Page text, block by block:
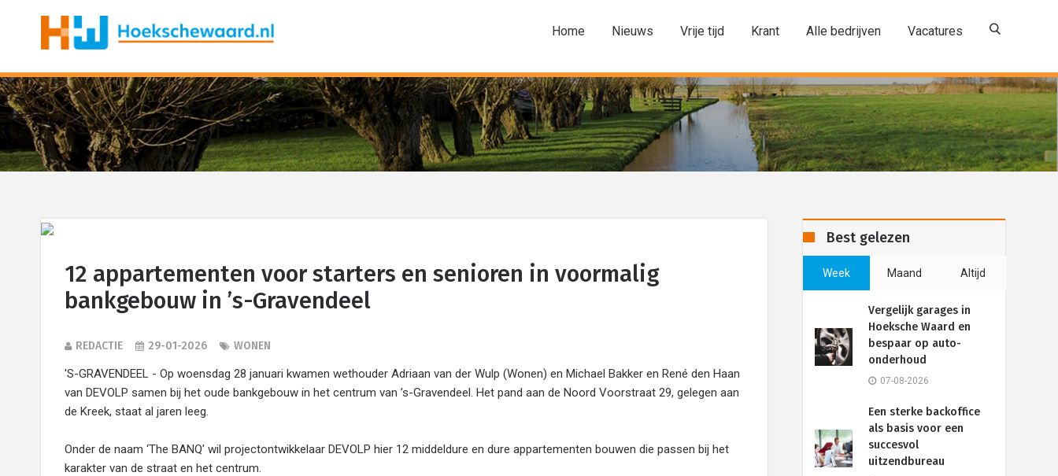
Home Nieuws Vrije tijd Krant Alle bedrijven Vacatures
12 appartementen voor starters en senioren in voormalig
bankgebouw in ’s-Gravendeel
REDACTIE 29-01-2026 WONEN
'S-GRAVENDEEL - Op woensdag 28 januari kwamen wethouder Adriaan van der Wulp (Wonen) en Michael Bakker en René den Haan
van DEVOLP samen bij het oude bankgebouw in het centrum van ’s-Gravendeel. Het pand aan de Noord Voorstraat 29, gelegen aan
de Kreek, staat al jaren leeg.
Onder de naam ‘The BANQ’ wil projectontwikkelaar DEVOLP hier 12 middeldure en dure appartementen bouwen die passen bij het
karakter van de straat en het centrum.
Best gelezen
Week Maand Altijd
Vergelijk garages in
Hoeksche Waard en
bespaar op auto-
onderhoud
07-08-2026
Een sterke backoffice
als basis voor een
succesvol
uitzendbureau